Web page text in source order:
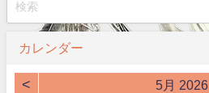
カレンダー
< 5月 2026